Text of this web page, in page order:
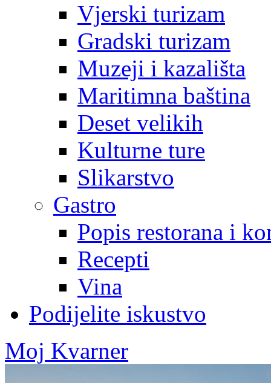
Vjerski turizam
Gradski turizam
Muzeji i kazališta
Maritimna baština
Deset velikih
Kulturne ture
Slikarstvo
Gastro
Popis restorana i
Recepti
Vina
Podijelite iskustvo
Moj Kvarner